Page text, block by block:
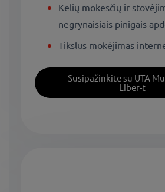
Kelių mokesčių ir
negrynaisiais pinigais
Tikslus mokėjimas
Susipažinkite su UTA
Liber-t